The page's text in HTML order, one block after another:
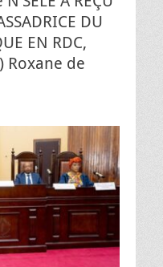
DU
EN RDC,
Roxane de